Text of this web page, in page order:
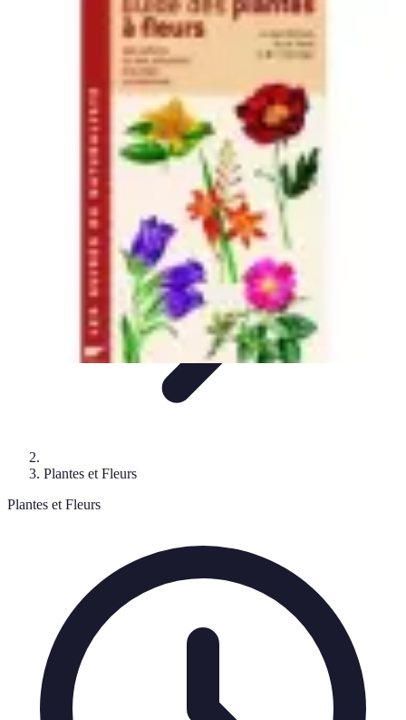
Entretien et AménagementEntretien des PlantesSanté du
Entretien du JardinConseils Pratiques
Conseils Jardinage
Plantes et Fleurs
Plantes et Fleurs